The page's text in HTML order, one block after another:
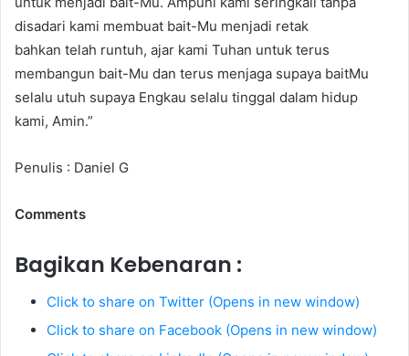
disadari kami membuat bait-Mu menjadi retak
bahkan telah runtuh, ajar kami Tuhan untuk terus
membangun bait-Mu dan terus menjaga supaya baitMu
selalu utuh supaya Engkau selalu tinggal dalam hidup
kami, Amin.”
Penulis : Daniel G
Comments
Bagikan Kebenaran :
Click to share on Twitter (Opens in new window)
Click to share on Facebook (Opens in new window)